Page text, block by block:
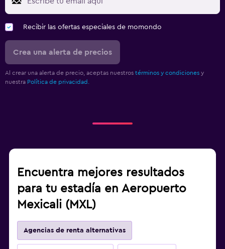
Recibir las ofertas especiales de momondo
Crea una alerta de precios
Al crear una alerta de precio, aceptas nuestros términos y condiciones y
nuestra Política de privacidad.
Encuentra mejores resultados
para tu estadía en Aeropuerto
Mexicali (MXL)
Agencias de renta alternativas